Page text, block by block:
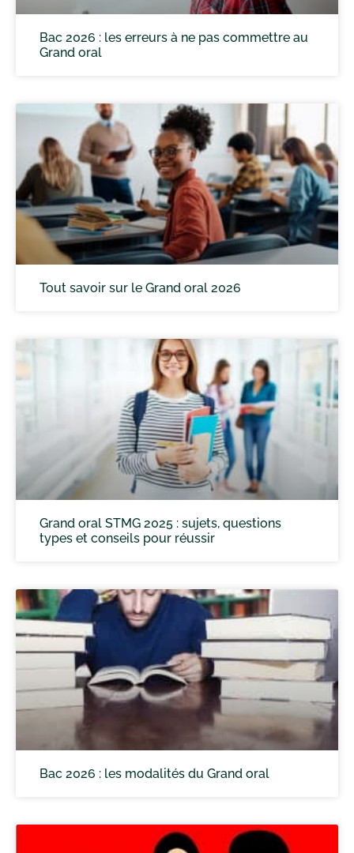
Bac 2026 : les erreurs à ne pas commettre au
Grand oral
Tout savoir sur le Grand oral 2026
Grand oral STMG 2025 : sujets, questions
types et conseils pour réussir
Bac 2026 : les modalités du Grand oral